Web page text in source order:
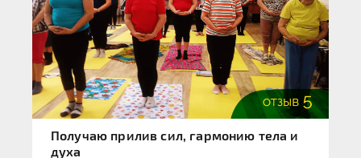
Получаю прилив сил, гармонию тела и
духа